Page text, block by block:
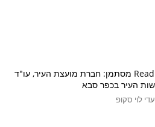
עדי לוי סקופ